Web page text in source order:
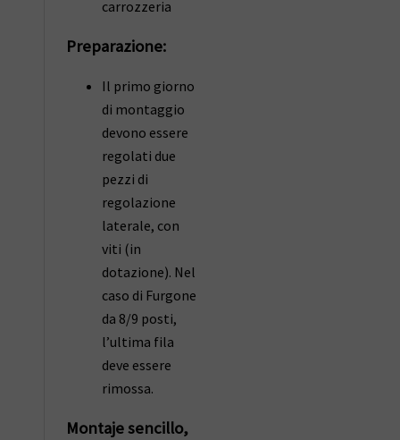
carrozzeria
Preparazione:
Il primo giorno
di montaggio
devono essere
regolati due
pezzi di
regolazione
laterale, con
viti (in
dotazione). Nel
caso di Furgone
da 8/9 posti,
l’ultima fila
deve essere
rimossa.
Montaje sencillo,